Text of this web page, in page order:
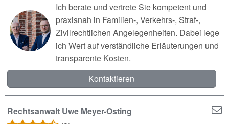
Ich berate und vertrete Sie kompetent und
praxisnah in Familien‑, Verkehrs‑, Straf‑,
Zivilrechtlichen Angelegenheiten. Dabei lege
ich Wert auf verständliche Erläuterungen und
transparente Kosten.
Kontaktieren
Rechtsanwalt Uwe Meyer-Osting